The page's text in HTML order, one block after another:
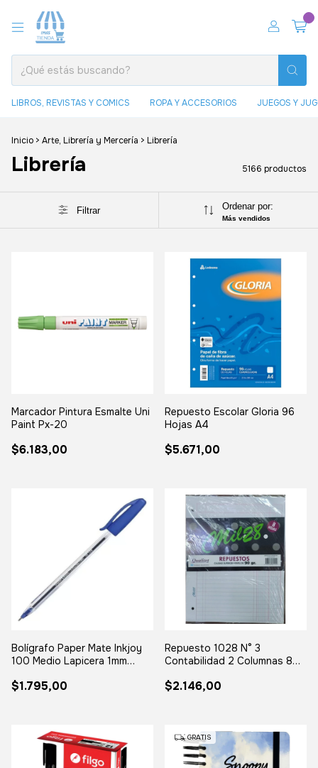
LIBROS, REVISTAS Y COMICS ROPA Y ACCESORIOS JUEGOS Y
Inicio > Arte, Librería y Mercería > Librería
Librería 5166 productos
Filtrar Ordenar por:
Más vendidos
Marcador Pintura Esmalte Uni
Paint Px-20
$6.183,00
Repuesto Escolar Gloria 96
Hojas A4
$5.671,00
Bolígrafo Paper Mate Inkjoy
100 Medio Lapicera 1mm
$1.795,00
Repuesto 1028 N° 3
Contabilidad 2 Columnas 8
$2.146,00
GRATIS